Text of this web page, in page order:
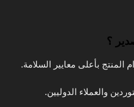
المنتج بأعلى معايير السلامة.
والعملاء الدوليين.